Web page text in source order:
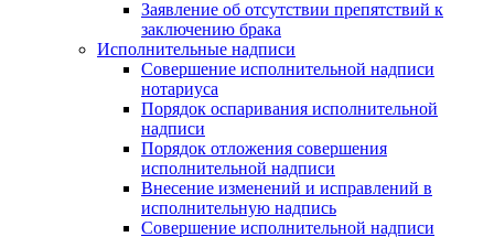
Заявление об отсутствии препятствий к
заключению брака
Исполнительные надписи
Совершение исполнительной надписи
нотариуса
Порядок оспаривания исполнительной
надписи
Порядок отложения совершения
исполнительной надписи
Внесение изменений и исправлений в
исполнительную надпись
Совершение исполнительной надписи